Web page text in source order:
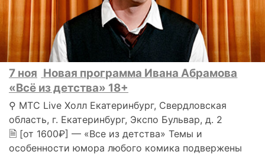
7 ноя Новая программа Ивана Абрамова
«Всё из детства» 18+
⚲ МТС Live Холл Екатеринбург, Свердловская
область, г. Екатеринбург, Экспо Бульвар, д. 2
🗎 [от 1600₽] — «Все из детства» Темы и
особенности юмора любого комика подвержены